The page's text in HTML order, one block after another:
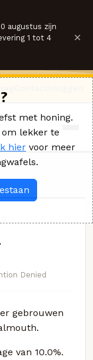
augustus zijn
1 tot 4
×
Denied
gebrouwen
van 10.0%.
met honing.
lekker te
hier voor meer